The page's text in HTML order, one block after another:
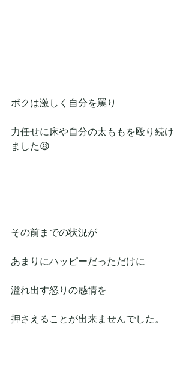
ボクは激しく自分を罵り
力任せに床や自分の太ももを殴り続け
ました😫
その前までの状況が
あまりにハッピーだっただけに
溢れ出す怒りの感情を
押さえることが出来ませんでした。